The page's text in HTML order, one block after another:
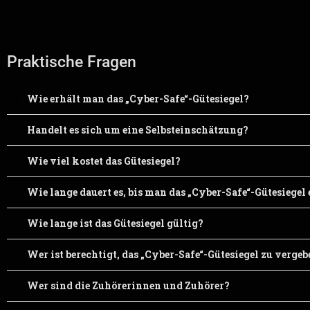
Praktische Fragen
Wie erhält man das „Cyber-Safe“-Gütesiegel?
Handelt es sich um eine Selbsteinschätzung?
Wie viel kostet das Gütesiegel?
Wie lange dauert es, bis man das „Cyber-Safe“-
Wie lange ist das Gütesiegel gültig?
Wer ist berechtigt, das „Cyber-Safe“-Gütesiegel zu
Wer sind die Zuhörerinnen und Zuhörer?